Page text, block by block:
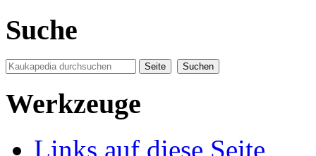
Suche
Werkzeuge
Links auf diese Seite